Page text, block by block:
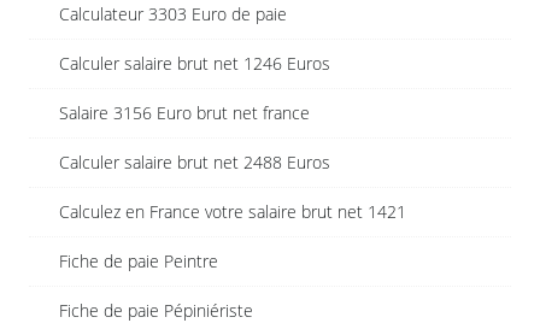
Calculateur 3303 Euro de paie
Calculer salaire brut net 1246 Euros
Salaire 3156 Euro brut net france
Calculer salaire brut net 2488 Euros
Calculez en France votre salaire brut net 1421
Fiche de paie Peintre
Fiche de paie Pépiniériste